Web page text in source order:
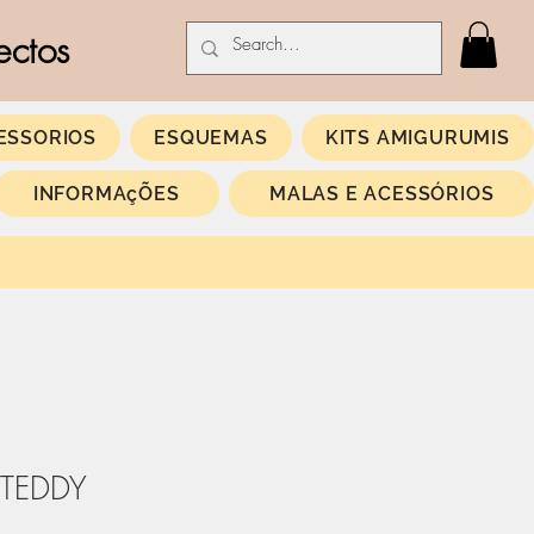
ESQUEMAS KITS AMIGURUMIS
INFORMAçÕES MALAS E ACESSÓRIOS